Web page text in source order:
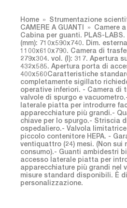
Home
Strumentazione
CAMERE A GUANTI
Camere
Cabina per guanti. PLAS-
(mm): 710x590x740. Dim.
1100x610x790. Camera di
279x304. vol. (l): 317. Apertura
432x585. Apertura porta di
400x560Caratteristiche
completamente sigillato
operative inferiori. - Camera di
valvole di spurgo e
laterale piatta per introdurre
apparecchiature più grandi.-
chiave per lo spurgo.- Striscia
ospedaliero.- Valvola
piccolo contenitore HEPA. -
ventiquattro (24) mesi. (Non sui
consumo).- Guanti ambidestri
accesso laterale piatta per
apparecchiature più grandi nel
misure standard disponibili. È
personalizzazione.